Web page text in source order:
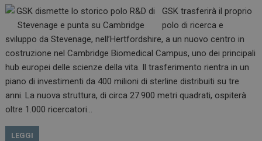
GSK trasferirà il proprio
polo di ricerca e
sviluppo da Stevenage, nell’Hertfordshire, a un nuovo centro in
costruzione nel Cambridge Biomedical Campus, uno dei principali
hub europei delle scienze della vita. Il trasferimento rientra in un
piano di investimenti da 400 milioni di sterline distribuiti su tre
anni. La nuova struttura, di circa 27.900 metri quadrati, ospiterà
oltre 1.000 ricercatori…
LEGGI